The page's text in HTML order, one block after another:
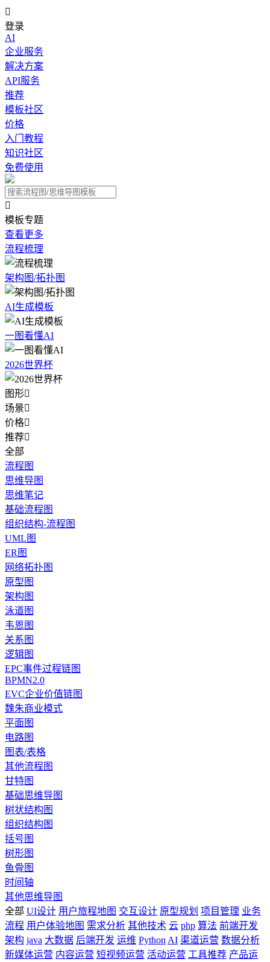

登录
AI
企业服务
解决方案
API服务
推荐
模板社区
价格
入门教程
知识社区
免费使用

模板专题
查看更多
流程梳理
架构图/拓扑图
AI生成模板
一图看懂AI
2026世界杯
图形
场景
价格
推荐
全部
流程图
思维导图
思维笔记
基础流程图
组织结构-流程图
UML图
ER图
网络拓扑图
原型图
架构图
泳道图
韦恩图
关系图
逻辑图
EPC事件过程链图
BPMN2.0
EVC企业价值链图
魏朱商业模式
平面图
电路图
图表/表格
其他流程图
甘特图
基础思维导图
树状结构图
组织结构图
括号图
树形图
鱼骨图
时间轴
其他思维导图
全部 UI设计 用户旅程地图 交互设计 原型规划 项目管理 业务
流程 用户体验地图 需求分析 其他技术 云 php 算法 前端开发
架构 java 大数据 后端开发 运维 Python AI 渠道运营 数据分析
新媒体运营 内容运营 短视频运营 活动运营 工具推荐 产品运